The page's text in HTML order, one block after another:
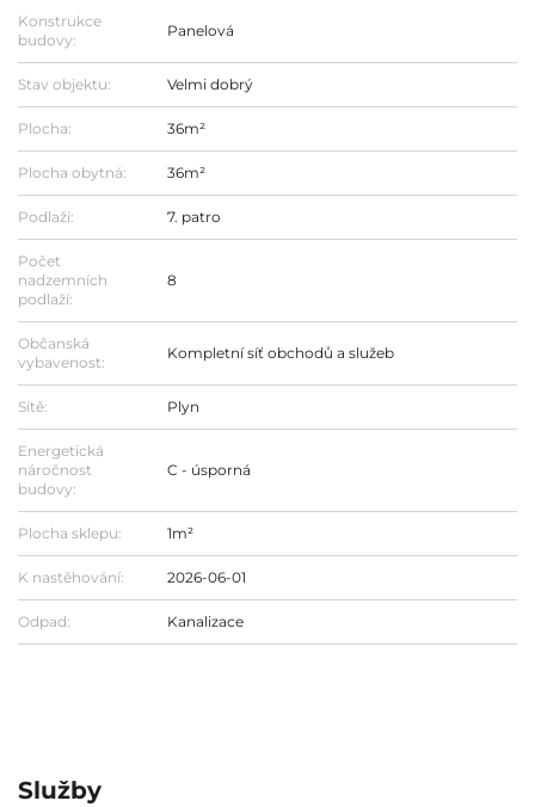
Konstrukce
budovy:
Panelová
Stav objektu: Velmi dobrý
Plocha: 36m²
Plocha obytná: 36m²
Podlaží: 7. patro
Počet
nadzemních
podlaží:
8
Občanská
vybavenost:
Kompletní síť obchodů a služeb
Sítě: Plyn
Energetická
náročnost
budovy:
C - úsporná
Plocha sklepu: 1m²
K nastěhování: 2026-06-01
Odpad: Kanalizace
Služby